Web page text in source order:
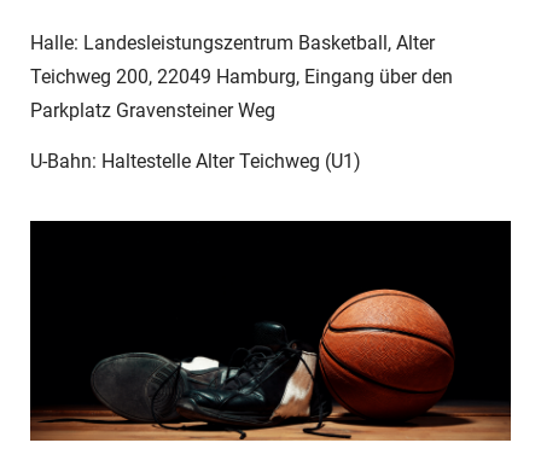
Halle: Landesleistungszentrum Basketball, Alter
Teichweg 200, 22049 Hamburg, Eingang über den
Parkplatz Gravensteiner Weg
U-Bahn: Haltestelle Alter Teichweg (U1)